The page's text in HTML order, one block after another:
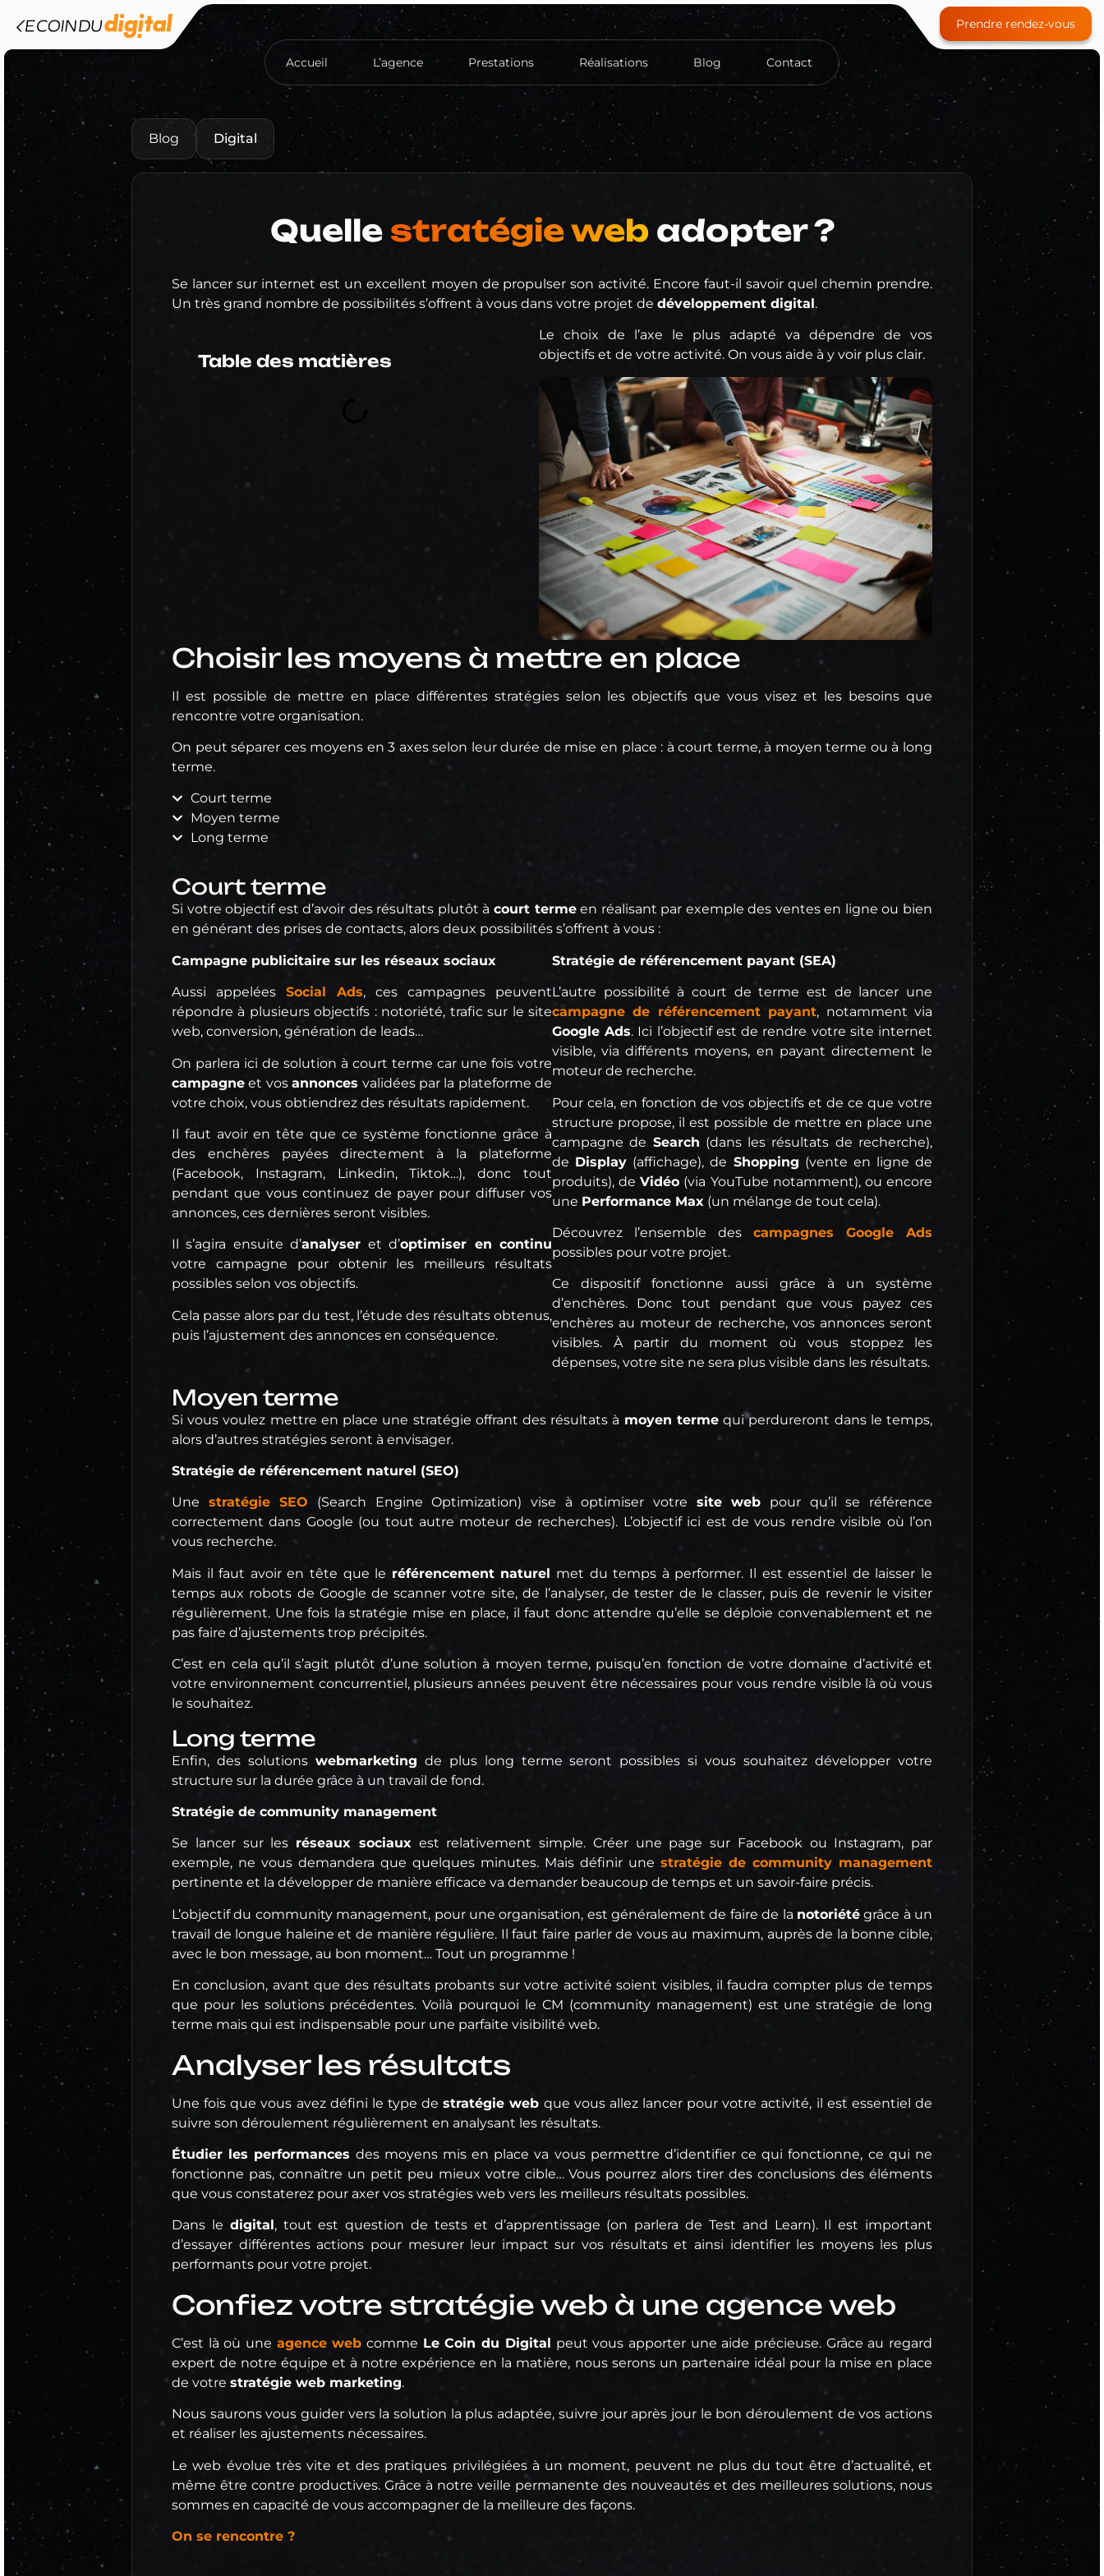
Prendre rendez-vous
Accueil L’agence Prestations Réalisations Blog Contact
Création de site
Site vitrine
Site e-commerce
Référencement Naturel (SEO) Référencement payant (SEA)
Réseaux sociaux
Publicité
Formation
Blog Digital
Quelle stratégie webadopter ?
Se lancer sur internet est un excellent moyen de propulser son activité. Encore faut-il savoir quel chemin prendre.
Un très grand nombre de possibilités s’offrent à vous dans votre projet de développement digital.
Table des matières
Le choix de l’axe le plus adapté va dépendre de vos
objectifs et de votre activité. On vous aide à y voir plus clair.
Choisir les moyens à mettre en place
Il est possible de mettre en place différentes stratégies selon les objectifs que vous visez et les besoins que
rencontre votre organisation.
On peut séparer ces moyens en 3 axes selon leur durée de mise en place : à court terme, à moyen terme ou à long
terme.
Court terme
Moyen terme
Long terme
Court terme
Si votre objectif est d’avoir des résultats plutôt à court termeen réalisant par exemple des ventes en ligne ou bien
en générant des prises de contacts, alors deux possibilités s’offrent à vous :
Campagne publicitaire sur les réseaux sociaux
Aussi appelées Social Ads, ces campagnes peuvent
répondre à plusieurs objectifs : notoriété, trafic sur le site
web, conversion, génération de leads…
On parlera ici de solution à court terme car une fois votre
campagne et vosannonces validées par la plateforme de
votre choix, vous obtiendrez des résultats rapidement.
Il faut avoir en tête que ce système fonctionne grâce à
des enchères payées directement à la plateforme
(Facebook, Instagram, Linkedin, Tiktok…), donc tout
pendant que vous continuez de payer pour diffuser vos
annonces, ces dernières seront visibles.
Il s’agira ensuite d’analyser et d’optimiser en continu
votre campagne pour obtenir les meilleurs résultats
possibles selon vos objectifs.
Cela passe alors par du test, l’étude des résultats obtenus,
puis l’ajustement des annonces en conséquence.
Stratégie de référencement payant (SEA)
L’autre possibilité à court de terme est de lancer une
campagne de référencement payant, notamment via
Google Ads. Ici l’objectif est de rendre votre site internet
visible, via différents moyens, en payant directement le
moteur de recherche.
Pour cela, en fonction de vos objectifs et de ce que votre
structure propose, il est possible de mettre en place une
campagne de Search (dans les résultats de recherche),
de Display (affichage), de Shopping (vente en ligne de
produits), deVidéo (via YouTube notamment), ou encore
une Performance Max (un mélange de tout cela).
Découvrez l’ensemble des campagnes Google Ads
possibles pour votre projet.
Ce dispositif fonctionne aussi grâce à un système
d’enchères. Donc tout pendant que vous payez ces
enchères au moteur de recherche, vos annonces seront
visibles. À partir du moment où vous stoppez les
dépenses, votre site ne sera plus visible dans les résultats.
Moyen terme
Si vous voulez mettre en place une stratégie offrant des résultats à moyen termequi perdureront dans le temps,
alors d’autres stratégies seront à envisager.
Stratégie de référencement naturel (SEO)
Une stratégie SEO (Search Engine Optimization) vise à optimiser votre site web pour qu’il se référence
correctement dans Google (ou tout autre moteur de recherches). L’objectif ici est de vous rendre visible où l’on
vous recherche.
Mais il faut avoir en tête que le référencement naturel met du temps à performer. Il est essentiel de laisser le
temps aux robots de Google de scanner votre site, de l’analyser, de tester de le classer, puis de revenir le visiter
régulièrement. Une fois la stratégie mise en place, il faut donc attendre qu’elle se déploie convenablement et ne
pas faire d’ajustements trop précipités.
C’est en cela qu’il s’agit plutôt d’une solution à moyen terme, puisqu’en fonction de votre domaine d’activité et
votre environnement concurrentiel, plusieurs années peuvent être nécessaires pour vous rendre visible là où vous
le souhaitez.
Long terme
Enfin, des solutions webmarketing de plus long terme seront possibles si vous souhaitez développer votre
structure sur la durée grâce à un travail de fond.
Stratégie de community management
Se lancer sur les réseaux sociauxest relativement simple. Créer une page sur Facebook ou Instagram, par
exemple, ne vous demandera que quelques minutes. Mais définir une stratégie de community management
pertinente et la développer de manière efficace va demander beaucoup de temps et un savoir-faire précis.
L’objectif du community management, pour une organisation, est généralement de faire de la notoriétégrâce à un
travail de longue haleine et de manière régulière. Il faut faire parler de vous au maximum, auprès de la bonne cible,
avec le bon message, au bon moment… Tout un programme !
En conclusion, avant que des résultats probants sur votre activité soient visibles, il faudra compter plus de temps
que pour les solutions précédentes. Voilà pourquoi le CM (community management) est une stratégie de long
terme mais qui est indispensable pour une parfaite visibilité web.
Analyser les résultats
Une fois que vous avez défini le type destratégie web que vous allez lancer pour votre activité, il est essentiel de
suivre son déroulement régulièrement en analysant les résultats.
Étudier les performances des moyens mis en place va vous permettre d’identifier ce qui fonctionne, ce qui ne
fonctionne pas, connaître un petit peu mieux votre cible… Vous pourrez alors tirer des conclusions des éléments
que vous constaterez pour axer vos stratégies web vers les meilleurs résultats possibles.
Dans le digital, tout est question de tests et d’apprentissage (on parlera de Test and Learn). Il est important
d’essayer différentes actions pour mesurer leur impact sur vos résultats et ainsi identifier les moyens les plus
performants pour votre projet.
Confiez votre stratégie web à une agence web
C’est là où une agence web comme Le Coin du Digital peut vous apporter une aide précieuse. Grâce au regard
expert de notre équipe et à notre expérience en la matière, nous serons un partenaire idéal pour la mise en place
de votre stratégie web marketing.
Nous saurons vous guider vers la solution la plus adaptée, suivre jour après jour le bon déroulement de vos actions
et réaliser les ajustements nécessaires.
Le web évolue très vite et des pratiques privilégiées à un moment, peuvent ne plus du tout être d’actualité, et
même être contre productives. Grâce à notre veille permanente des nouveautés et des meilleures solutions, nous
sommes en capacité de vous accompagner de la meilleure des façons.
On se rencontre ?